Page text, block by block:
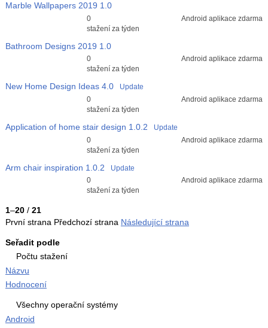
Marble Wallpapers 2019 1.0
Průměr hodnocení
0
stažení za týden
Android aplikace zdarma
Bathroom Designs 2019 1.0
Průměr hodnocení
0
stažení za týden
Android aplikace zdarma
New Home Design Ideas 4.0
Update
Průměr hodnocení
0
stažení za týden
Android aplikace zdarma
Application of home stair design 1.0.2
Update
Průměr hodnocení
0
stažení za týden
Android aplikace zdarma
Arm chair inspiration 1.0.2
Update
Průměr hodnocení
0
stažení za týden
Android aplikace zdarma
1–20/ 21
První strana Předchozí strana Následující strana
Seřadit podle
Počtu stažení
Názvu
Hodnocení
Všechny operační systémy
Android